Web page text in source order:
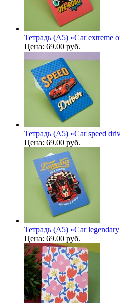
Тетрадь (A5) «Car extreme
Цена: 69.00 руб.
Тетрадь (A5) «Car speed
Цена: 69.00 руб.
Тетрадь (A5) «Car
Цена: 69.00 руб.